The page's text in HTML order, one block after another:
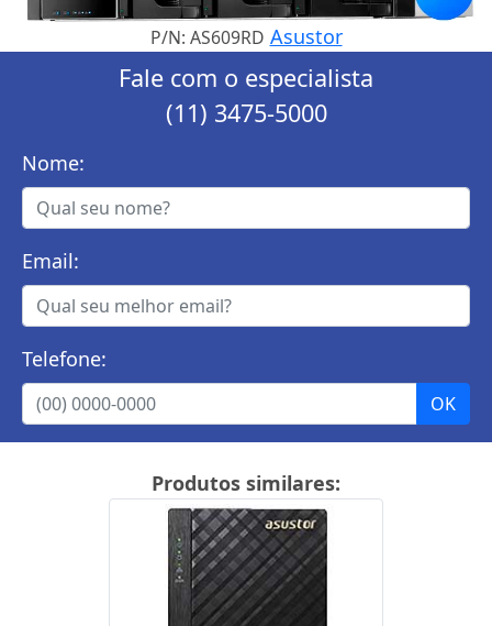
P/N: AS609RD Asustor
Fale com o especialista
(11) 3475-5000
Nome:
Email:
Telefone:
Produtos similares: